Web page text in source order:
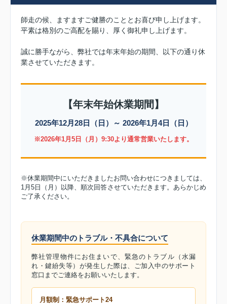
師走の候、ますますご健勝のこととお喜び申し上げます。
平素は格別のご高配を賜り、厚く御礼申し上げます。
誠に勝手ながら、弊社では年末年始の期間、以下の通り休
業させていただきます。
【年末年始休業期間】
2025年12月28日（日）～ 2026年1月4日（日）
※2026年1月5日（月）9:30より通常営業いたします。
※休業期間中にいただきましたお問い合わせにつきましては、
1月5日（月）以降、順次回答させていただきます。あらかじめ
ご了承ください。
休業期間中のトラブル・不具合について
弊社管理物件にお住まいで、緊急のトラブル（水漏
れ・鍵紛失等）が発生した際は、ご加入中のサポート
窓口までご連絡をお願いいたします。
月額制：緊急サポート24